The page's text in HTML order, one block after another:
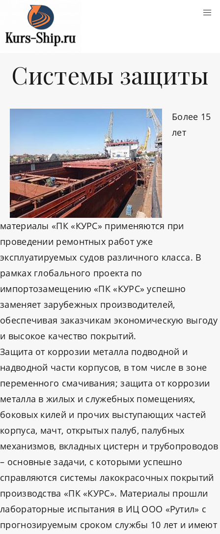
Системы защиты
Более 15
лет
материалы «ПК «КУРС» применяются при
проведении ремонтных работ уже
эксплуатируемых судов различного класса. В
рамках глобального проекта по
импортозамещению «ПК «КУРС» успешно
заменяет зарубежных производителей,
обеспечивая заказчикам экономическую выгоду
и высокое качество покрытий.
Защита от коррозии металла подводной и
надводной части корпусов, в том числе в зоне
переменного смачивания; защита от коррозии
металла в жилых и служебных помещениях,
боковых килей и прочих выступающих частей
корпуса, мачт, открытых палуб, палубных
механизмов, вкладных цистерн и трубопроводов
– основные задачи, с которыми успешно
справляются системы лакокрасочных покрытий
производства «ПК «КУРС». Материалы прошли
лабораторные испытания в ИЦ ООО «Рутил» с
прогнозируемым сроком службы 10 лет и имеют